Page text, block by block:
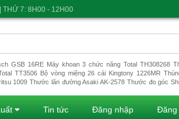
GSB 16RE Máy khoan 3 chức năng Total TH308268
TT3506 Bộ vòng miệng 26 cái Kingtony 1226MR
1009 Thước lăn đường Asaki AK-2578 Thước đo góc
Tin tức Đăng nhập Đăng
THỨ 7: 8H00 - 12H00